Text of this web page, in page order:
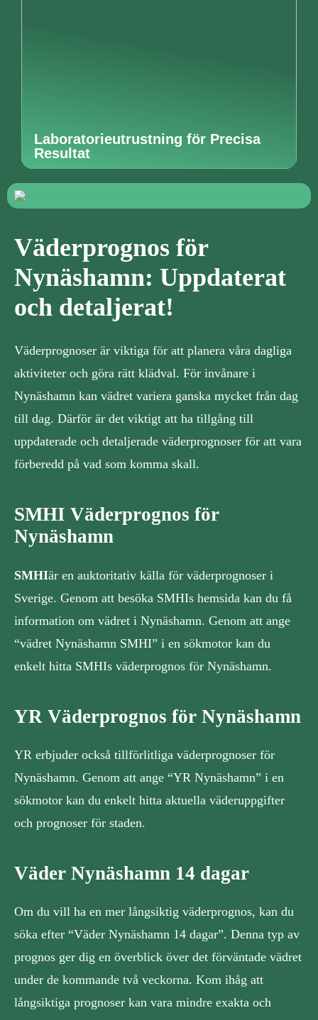
Laboratorieutrustning för Precisa
Resultat
Väderprognos för
Nynäshamn: Uppdaterat
och detaljerat!
Väderprognoser är viktiga för att planera våra dagliga
aktiviteter och göra rätt klädval. För invånare i
Nynäshamn kan vädret variera ganska mycket från dag
till dag. Därför är det viktigt att ha tillgång till
uppdaterade och detaljerade väderprognoser för att vara
förberedd på vad som komma skall.
SMHI Väderprognos för
Nynäshamn
SMHIär en auktoritativ källa för väderprognoser i
Sverige. Genom att besöka SMHIs hemsida kan du få
information om vädret i Nynäshamn. Genom att ange
“vädret Nynäshamn SMHI” i en sökmotor kan du
enkelt hitta SMHIs väderprognos för Nynäshamn.
YR Väderprognos för Nynäshamn
YR erbjuder också tillförlitliga väderprognoser för
Nynäshamn. Genom att ange “YR Nynäshamn” i en
sökmotor kan du enkelt hitta aktuella väderuppgifter
och prognoser för staden.
Väder Nynäshamn 14 dagar
Om du vill ha en mer långsiktig väderprognos, kan du
söka efter “Väder Nynäshamn 14 dagar”. Denna typ av
prognos ger dig en överblick över det förväntade vädret
under de kommande två veckorna. Kom ihåg att
långsiktiga prognoser kan vara mindre exakta och